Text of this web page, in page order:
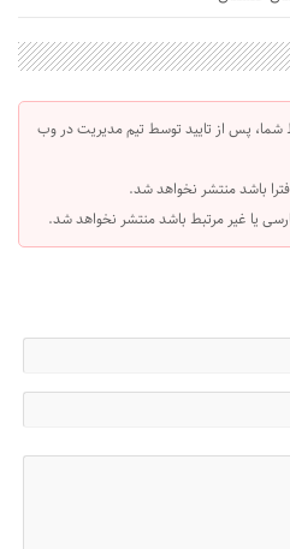
پس از تایید توسط تیم مدیریت در وب
باشد منتشر نخواهد شد.
یا غیر مرتبط باشد منتشر نخواهد شد.